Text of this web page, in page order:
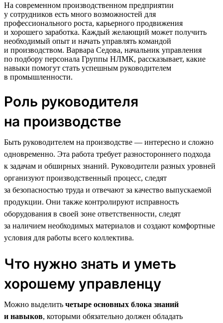
На современном производственном предприятии
у сотрудников есть много возможностей для
профессионального роста, карьерного продвижения
и хорошего заработка. Каждый желающий может получить
необходимый опыт и начать управлять командой
и производством. Варвара Седова, начальник управления
по подбору персонала Группы НЛМК, рассказывает, какие
навыки помогут стать успешным руководителем
в промышленности.
Роль руководителя
на производстве
Быть руководителем на производстве — интересно и сложно
одновременно. Эта работа требует разностороннего подхода
к задачам и обширных знаний. Руководители разных уровней
организуют производственный процесс, следят
за безопасностью труда и отвечают за качество выпускаемой
продукции. Они также контролируют исправность
оборудования в своей зоне ответственности, следят
за наличием необходимых материалов и создают комфортные
условия для работы всего коллектива.
Что нужно знать и уметь
хорошему управленцу
Можно выделить четыре основных блока знаний
и навыков, которыми обязательно должен обладать